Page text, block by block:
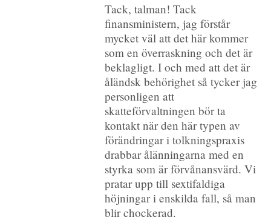
Tack, talman! Tack
finansministern, jag förstår
mycket väl att det här kommer
som en överraskning och det är
beklagligt. I och med att det är
åländsk behörighet så tycker jag
personligen att
skatteförvaltningen bör ta
kontakt när den här typen av
förändringar i tolkningspraxis
drabbar ålänningarna med en
styrka som är förvånansvärd. Vi
pratar upp till sextifaldiga
höjningar i enskilda fall, så man
blir chockerad.